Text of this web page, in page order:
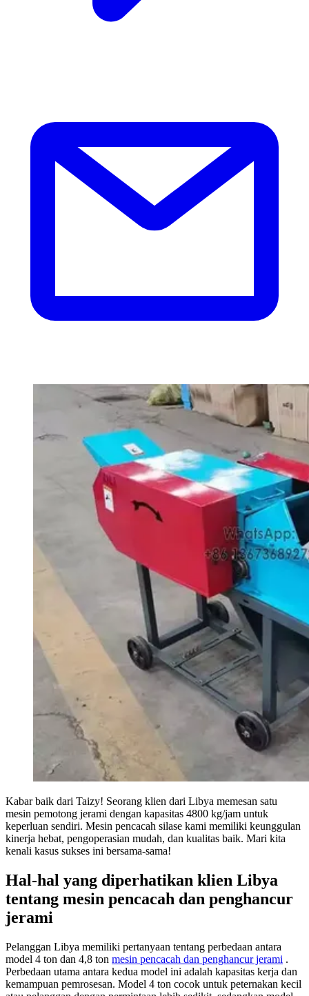
Kabar baik dari Taizy! Seorang klien dari Libya memesan satu
mesin pemotong jerami dengan kapasitas 4800 kg/jam untuk
keperluan sendiri. Mesin pencacah silase kami memiliki keunggulan
kinerja hebat, pengoperasian mudah, dan kualitas baik. Mari kita
kenali kasus sukses ini bersama-sama!
Hal-hal yang diperhatikan klien Libya
tentang mesin pencacah dan penghancur
jerami
Pelanggan Libya memiliki pertanyaan tentang perbedaan antara
model 4 ton dan 4,8 ton mesin pencacah dan penghancur jerami .
Perbedaan utama antara kedua model ini adalah kapasitas kerja dan
kemampuan pemrosesan. Model 4 ton cocok untuk peternakan kecil